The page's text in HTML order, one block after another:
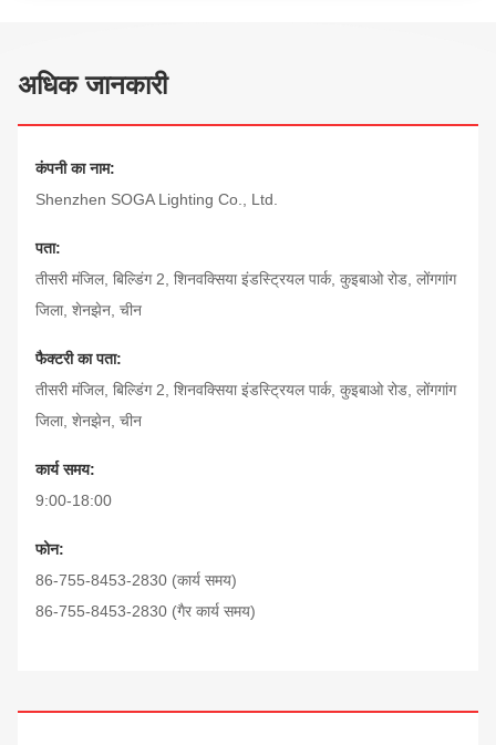
अधिक जानकारी
कंपनी का नाम:
Shenzhen SOGA Lighting Co., Ltd.
पता:
तीसरी मंजिल, बिल्डिंग 2, शिनवक्सिया इंडस्ट्रियल पार्क, कुइबाओ रोड, लोंगगांग
जिला, शेनझेन, चीन
फैक्टरी का पता:
तीसरी मंजिल, बिल्डिंग 2, शिनवक्सिया इंडस्ट्रियल पार्क, कुइबाओ रोड, लोंगगांग
जिला, शेनझेन, चीन
कार्य समय:
9:00-18:00
फोन:
86-755-8453-2830 (कार्य समय)
86-755-8453-2830 (गैर कार्य समय)